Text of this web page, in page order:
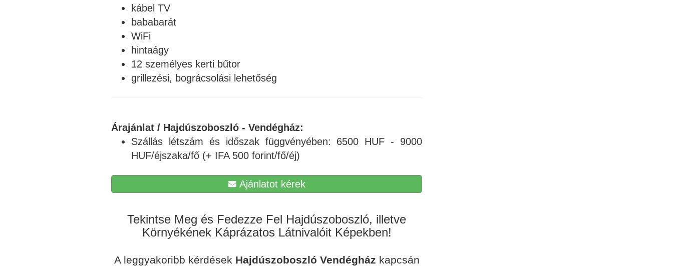
kábel TV
bababarát
WiFi
hintaágy
12 személyes kerti bűtor
grillezési, bográcsolási lehetőség
Árajánlat / Hajdúszoboszló - Vendégház:
Szállás létszám és időszak függvényében: 6500 HUF - 9000
HUF/éjszaka/fő (+ IFA 500 forint/fő/éj)
Ajánlatot kérek
Tekintse Meg és Fedezze Fel Hajdúszoboszló, illetve
Környékének Káprázatos Látnivalóit Képekben!
A leggyakoribb kérdések Hajdúszoboszló Vendégház kapcsán